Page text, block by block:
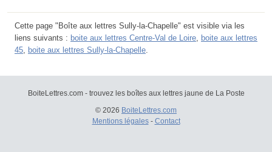
Cette page "Boîte aux lettres Sully-la-Chapelle" est visible via les
liens suivants : boite aux lettres Centre-Val de Loire boite aux lettres
45 boite aux lettres Sully-la-Chapelle
BoiteLettres.com - trouvez les boîtes aux lettres jaune de La Poste
© 2026 BoiteLettres.com
Mentions légales- Contact